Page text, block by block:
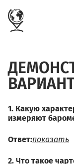
1. Какую
измеряют
Ответ:показать
2. Что такое